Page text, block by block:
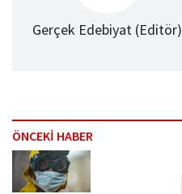
Gerçek Edebiyat (Editör)
ÖNCEKİ HABER